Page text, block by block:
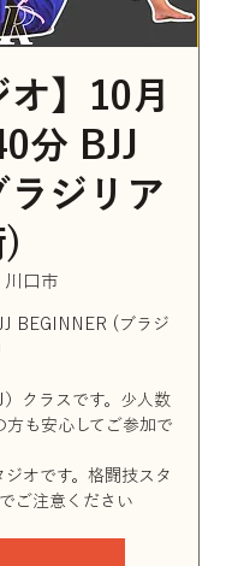
オ】10月
分 BJJ
ジリア
川口市
BEGINNER (ブラジ
クラスです。少人数
も安心してご参加で
オです。格闘技スタ
ご注意ください